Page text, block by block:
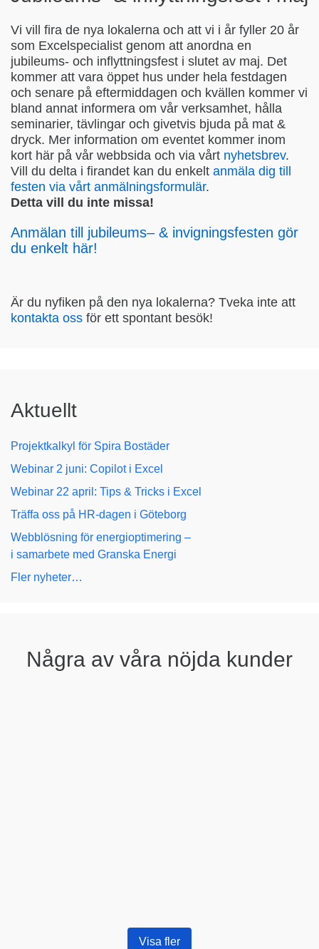
Vi vill fira de nya lokalerna och att vi i år fyller 20 år
som Excelspecialist genom att anordna en
jubileums- och inflyttningsfest i slutet av maj. Det
kommer att vara öppet hus under hela festdagen
och senare på eftermiddagen och kvällen kommer vi
bland annat informera om vår verksamhet, hålla
seminarier, tävlingar och givetvis bjuda på mat &
dryck. Mer information om eventet kommer inom
kort här på vår webbsida och via vårt nyhetsbrev.
Vill du delta i firandet kan du enkelt anmäla dig till
festen via vårt anmälningsformulär.
Detta vill du inte missa!
Anmälan till jubileums–& invigningsfesten gör
du enkelt här!
Är du nyfiken på den nya lokalerna? Tveka inte att
kontakta oss för ett spontant besök!
Aktuellt
Projektkalkyl för Spira Bostäder
Webinar 2 juni: Copilot i Excel
Webinar 22 april: Tips & Tricks i Excel
Träffa oss på HR-dagen i Göteborg
Webblösning för energioptimering –
i samarbete med Granska Energi
Fler nyheter…
Några av våra nöjda kunder
Visa fler